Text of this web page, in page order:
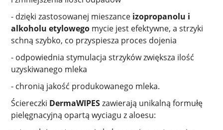
- dzięki zastosowanej mieszance izopropanolu i
alkoholu etylowego mycie jest efektywne, a strzyki
schną szybko, co przyspiesza proces dojenia
- odpowiednia stymulacja strzyków zwiększa ilość
uzyskiwanego mleka
- chronią jakość produkowanego mleka.
Ściereczki DermaWIPESzawierają unikalną formułę
pielęgnacyjną opartą wyciagu z aloesu: